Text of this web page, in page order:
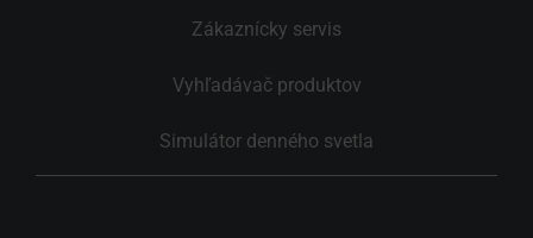
Zákaznícky servis
Vyhľadávač produktov
Simulátor denného svetla